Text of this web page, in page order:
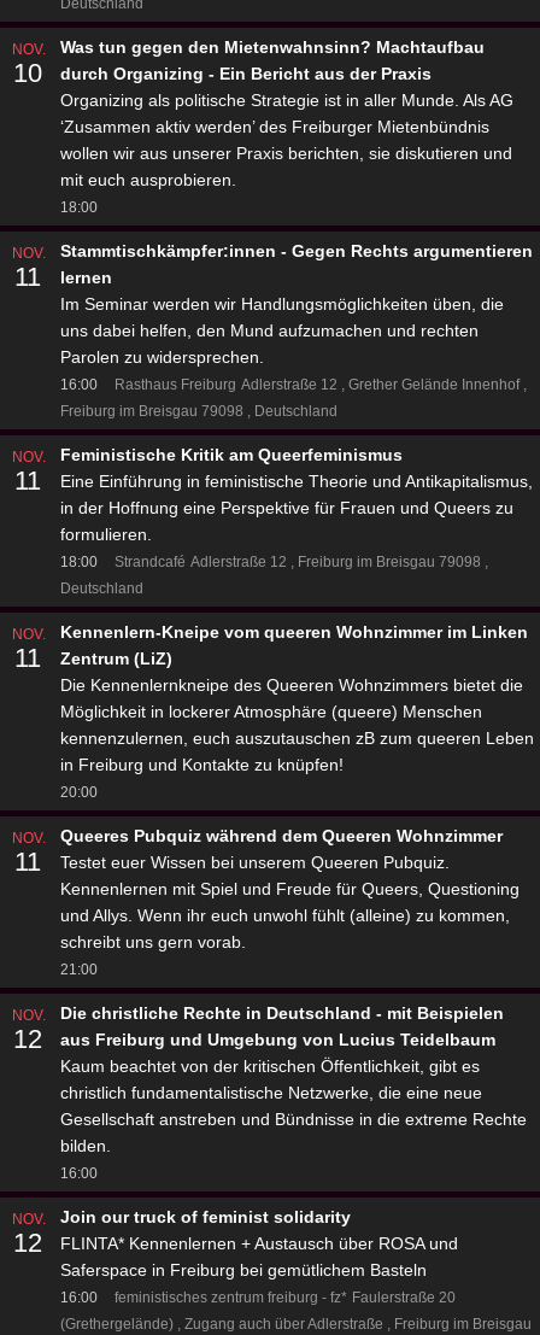
Deutschland
NOV.
10
Was tun gegen den Mietenwahnsinn? Machtaufbau
durch Organizing - Ein Bericht aus der Praxis
Organizing als politische Strategie ist in aller Munde. Als AG
‘Zusammen aktiv werden’ des Freiburger Mietenbündnis
wollen wir aus unserer Praxis berichten, sie diskutieren und
mit euch ausprobieren.
18:00
NOV.
11
Stammtischkämpfer:innen - Gegen Rechts argumentieren
lernen
Im Seminar werden wir Handlungsmöglichkeiten üben, die
uns dabei helfen, den Mund aufzumachen und rechten
Parolen zu widersprechen.
16:00 Rasthaus Freiburg Adlerstraße 12
Grether Gelände Innenhof
Freiburg im Breisgau 79098
Deutschland
NOV.
11
Feministische Kritik am Queerfeminismus
Eine Einführung in feministische Theorie und Antikapitalismus,
in der Hoffnung eine Perspektive für Frauen und Queers zu
formulieren.
18:00 Strandcafé Adlerstraße 12
Freiburg im Breisgau 79098
Deutschland
NOV.
11
Kennenlern-Kneipe vom queeren Wohnzimmer im Linken
Zentrum (LiZ)
Die Kennenlernkneipe des Queeren Wohnzimmers bietet die
Möglichkeit in lockerer Atmosphäre (queere) Menschen
kennenzulernen, euch auszutauschen zB zum queeren Leben
in Freiburg und Kontakte zu knüpfen!
20:00
NOV.
11
Queeres Pubquiz während dem Queeren Wohnzimmer
Testet euer Wissen bei unserem Queeren Pubquiz.
Kennenlernen mit Spiel und Freude für Queers, Questioning
und Allys. Wenn ihr euch unwohl fühlt (alleine) zu kommen,
schreibt uns gern vorab.
21:00
NOV.
12
Die christliche Rechte in Deutschland - mit Beispielen
aus Freiburg und Umgebung von Lucius Teidelbaum
Kaum beachtet von der kritischen Öffentlichkeit, gibt es
christlich fundamentalistische Netzwerke, die eine neue
Gesellschaft anstreben und Bündnisse in die extreme Rechte
bilden.
16:00
NOV.
12
Join our truck of feminist solidarity
FLINTA* Kennenlernen + Austausch über ROSA und
Saferspace in Freiburg bei gemütlichem Basteln
16:00 feministisches zentrum freiburg - fz* Faulerstraße 20
(Grethergelände)
Zugang auch über Adlerstraße
Freiburg im Breisgau